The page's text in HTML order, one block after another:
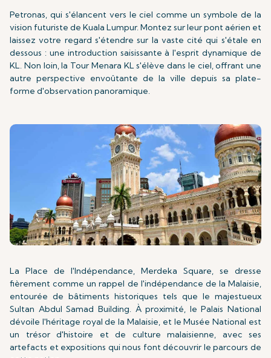
Petronas, qui s'élancent vers le ciel comme un symbole de la
vision futuriste de Kuala Lumpur. Montez sur leur pont aérien et
laissez votre regard s'étendre sur la vaste cité qui s'étale en
dessous : une introduction saisissante à l'esprit dynamique de
KL. Non loin, la Tour Menara KL s'élève dans le ciel, offrant une
autre perspective envoûtante de la ville depuis sa plate-
forme d'observation panoramique.
La Place de l'Indépendance, Merdeka Square, se dresse
fièrement comme un rappel de l'indépendance de la Malaisie,
entourée de bâtiments historiques tels que le majestueux
Sultan Abdul Samad Building. À proximité, le Palais National
dévoile l'héritage royal de la Malaisie, et le Musée National est
un trésor d'histoire et de culture malaisienne, avec ses
artefacts et expositions qui nous font découvrir le parcours de